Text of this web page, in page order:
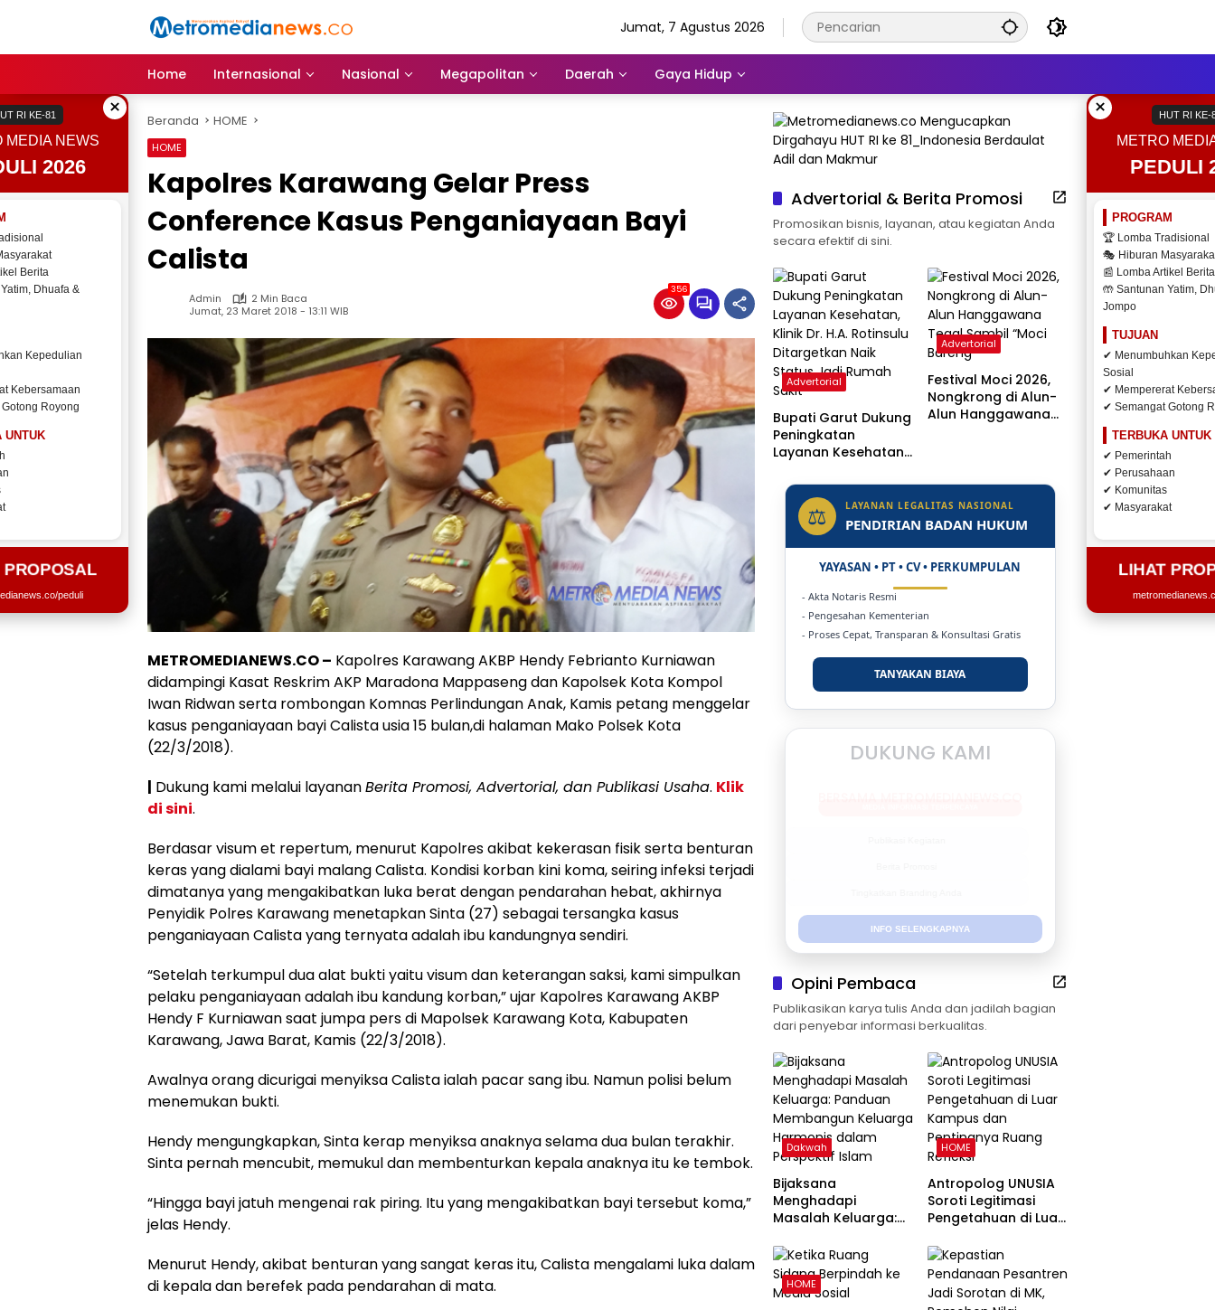
Jumat, 7 Agustus 2026
Home Internasional Nasional Megapolitan Daerah Gaya Hidup
×
RI KE-81
MEDIA NEWS
2026
Berita
Dhuafa &
Kepedulian
Kebersamaan
Royong
UNTUK
PROPOSAL
peduli
× HUT RI KE-
METRO
PEDULI
PROGRAM
🏆 Lomba Tradisional
🎭 Hiburan
📰 Lomba Artikel Berita
🤲 Santunan Yatim,
Jompo
TUJUAN
✔ Menumbuhkan
Sosial
✔ Mempererat
✔ Semangat Gotong
TERBUKA UNTUK
✔ Pemerintah
✔ Perusahaan
✔ Komunitas
✔ Masyarakat
LIHAT
Beranda HOME
HOME
Kapolres Karawang Gelar Press
Conference Kasus Penganiayaan Bayi
Calista
Admin
2 Min Baca
Jumat, 23 Maret 2018 - 13:11 WIB
356
METROMEDIANEWS.CO – Kapolres Karawang AKBP Hendy Febrianto Kurniawan
didampingi Kasat Reskrim AKP Maradona Mappaseng dan Kapolsek Kota Kompol
Iwan Ridwan serta rombongan Komnas Perlindungan Anak, Kamis petang menggelar
kasus penganiayaan bayi Calista usia 15 bulan,di halaman Mako Polsek Kota
(22/3/2018).
| Dukung kami melalui layananBerita Promosi, Advertorial, dan Publikasi Usaha. Klik
di sini.
Berdasar visum et repertum, menurut Kapolres akibat kekerasan fisik serta benturan
keras yang dialami bayi malang Calista. Kondisi korban kini koma, seiring infeksi terjadi
dimatanya yang mengakibatkan luka berat dengan pendarahan hebat, akhirnya
Penyidik Polres Karawang menetapkan Sinta (27) sebagai tersangka kasus
penganiayaan Calista yang ternyata adalah ibu kandungnya sendiri.
“Setelah terkumpul dua alat bukti yaitu visum dan keterangan saksi, kami simpulkan
pelaku penganiayaan adalah ibu kandung korban,” ujar Kapolres Karawang AKBP
Hendy F Kurniawan saat jumpa pers di Mapolsek Karawang Kota, Kabupaten
Karawang, Jawa Barat, Kamis (22/3/2018).
Awalnya orang dicurigai menyiksa Calista ialah pacar sang ibu. Namun polisi belum
menemukan bukti.
Hendy mengungkapkan, Sinta kerap menyiksa anaknya selama dua bulan terakhir.
Sinta pernah mencubit, memukul dan membenturkan kepala anaknya itu ke tembok.
“Hingga bayi jatuh mengenai rak piring. Itu yang mengakibatkan bayi tersebut koma,”
jelas Hendy.
Menurut Hendy, akibat benturan yang sangat keras itu, Calista mengalami luka dalam
di kepala dan berefek pada pendarahan di mata.
Advertorial & Berita Promosi
Promosikan bisnis, layanan, atau kegiatan Anda
secara efektif di sini.
Advertorial
Bupati Garut Dukung
Peningkatan
Layanan Kesehatan,
Rotinsulu
Ditargetkan Naik
Status Jadi Rumah
Advertorial
Festival Moci 2026,
Nongkrong di Alun-
Alun Hanggawana
⚖ LAYANAN LEGALITAS NASIONAL
PENDIRIAN BADAN HUKUM
YAYASAN • PT • CV • PERKUMPULAN
- Akta Notaris Resmi
- Pengesahan Kementerian
- Proses Cepat, Transparan & Konsultasi Gratis
TANYAKAN BIAYA
DUKUNG KAMI
INFO SELENGKAPNYA
Opini Pembaca
Publikasikan karya tulis Anda dan jadilah bagian
dari penyebar informasi berkualitas.
Dakwah
Bijaksana
Menghadapi
Masalah Keluarga:
Membangun
Keluarga Harmonis
dalam Perspektif
HOME
Antropolog UNUSIA
Soroti Legitimasi
Pengetahuan di Luar
Pentingnya Ruang
Refleksi
HOME